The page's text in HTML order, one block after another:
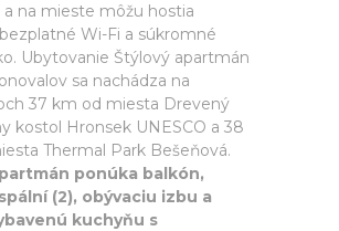
a na mieste môžu hostia
Wi-Fi a súkromné
Ubytovanie Štýlový apartmán
sa nachádza na
37 km od miesta Drevený
kostol Hronsek UNESCO a 38
Thermal Park Bešeňová.
ponúka balkón,
(2), obývaciu izbu a
kuchyňu s